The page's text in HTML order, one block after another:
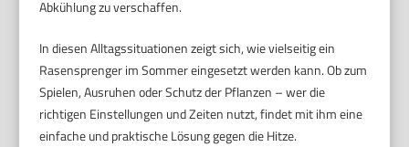
Abkühlung zu verschaffen.
In diesen Alltagssituationen zeigt sich, wie vielseitig ein
Rasensprenger im Sommer eingesetzt werden kann. Ob zum
Spielen, Ausruhen oder Schutz der Pflanzen – wer die
richtigen Einstellungen und Zeiten nutzt, findet mit ihm eine
einfache und praktische Lösung gegen die Hitze.